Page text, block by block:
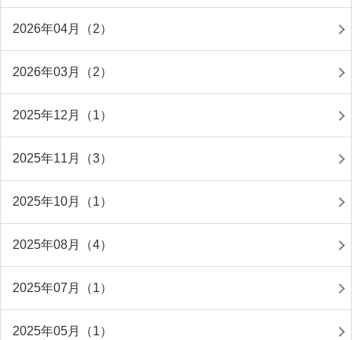
2026年04月（2）
2026年03月（2）
2025年12月（1）
2025年11月（3）
2025年10月（1）
2025年08月（4）
2025年07月（1）
2025年05月（1）